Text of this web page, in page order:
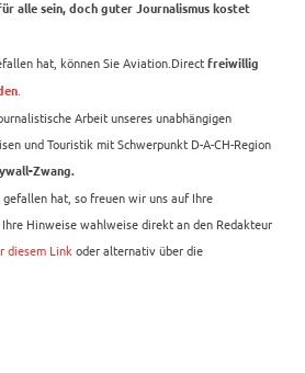
alle sein, doch guter Journalismus kostet
hat, können Sie Aviation.Direct freiwillig
Arbeit unseres unabhängigen
und Touristik mit Schwerpunkt D-A-CH-Region
Zwang.
hat, so freuen wir uns auf Ihre
Hinweise wahlweise direkt an den Redakteur
diesem Link oder alternativ über die